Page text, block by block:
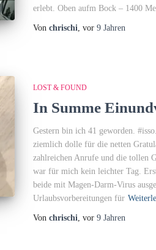
erlebt. Oben aufm Bock – 1400
Von chrischi, vor 9 Jahren
LOST & FOUND
In Summe
Gestern bin ich 41 geworden.
ziemlich dolle für die netten
zahlreichen Anrufe und die tollen
war für mich kein leichter Tag.
beide mit Magen-Darm-Virus
Urlaubsvorbereitungen für
Von chrischi, vor 9 Jahren